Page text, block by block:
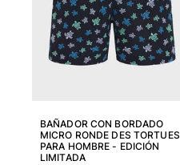
BAÑADOR CON BORDADO
MICRO RONDE DES TORTUES
PARA HOMBRE - EDICIÓN
LIMITADA